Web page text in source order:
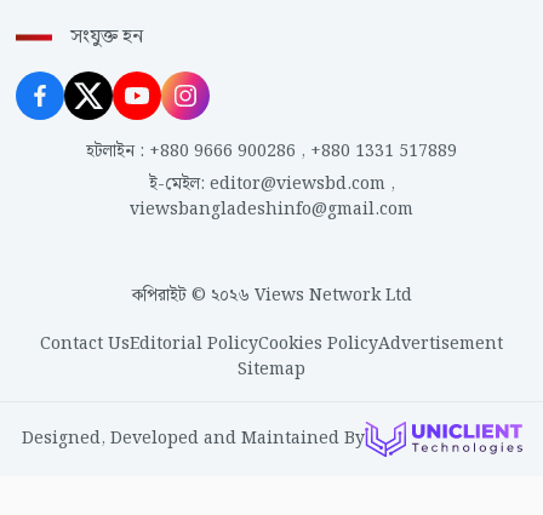
সংযুক্ত হন
হটলাইন : +880 9666 900286 , +880 1331 517889
ই-মেইল: editor@viewsbd.com,
viewsbangladeshinfo@gmail.com
কপিরাইট © ২০২৬ Views Network Ltd
Contact UsEditorial PolicyCookies PolicyAdvertisement
Sitemap
Designed, Developed and Maintained By